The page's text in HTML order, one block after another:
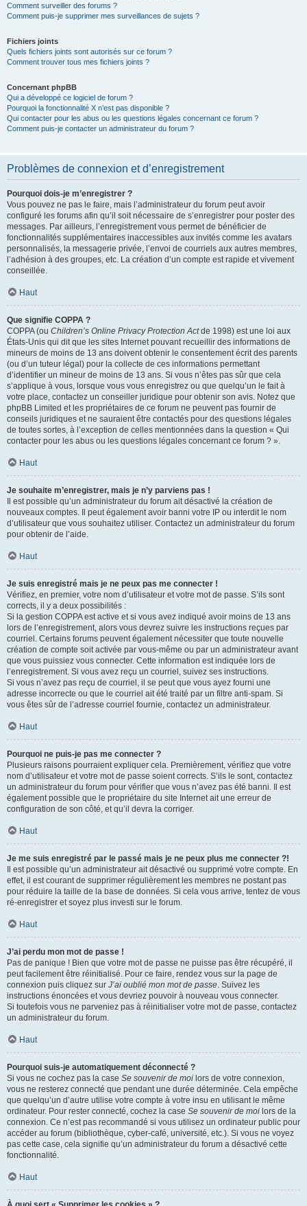
Comment surveiller des forums ?
Comment puis-je supprimer mes surveillances de sujets ?
Fichiers joints
Quels fichiers joints sont autorisés sur ce forum ?
Comment trouver tous mes fichiers joints ?
Concernant phpBB
Qui a développé ce logiciel de forum ?
Pourquoi la fonctionnalité X n’est pas disponible ?
Qui contacter pour les abus ou les questions légales concernant ce forum ?
Comment puis-je contacter un administrateur du forum ?
Problèmes de connexion et d’enregistrement
Pourquoi dois-je m’enregistrer ?
Vous pouvez ne pas le faire, mais l’administrateur du forum peut avoir
configuré les forums afin qu’il soit nécessaire de s’enregistrer pour poster des
messages. Par ailleurs, l’enregistrement vous permet de bénéficier de
fonctionnalités supplémentaires inaccessibles aux invités comme les avatars
personnalisés, la messagerie privée, l’envoi de courriels aux autres membres,
l’adhésion à des groupes, etc. La création d’un compte est rapide et vivement
conseillée.
Haut
Que signifie COPPA ?
COPPA (ou Children’s Online Privacy Protection Actde 1998) est une loi aux
États-Unis qui dit que les sites Internet pouvant recueillir des informations de
mineurs de moins de 13 ans doivent obtenir le consentement écrit des parents
(ou d’un tuteur légal) pour la collecte de ces informations permettant
d’identifier un mineur de moins de 13 ans. Si vous n’êtes pas sûr que cela
s’applique à vous, lorsque vous vous enregistrez ou que quelqu’un le fait à
votre place, contactez un conseiller juridique pour obtenir son avis. Notez que
phpBB Limited et les propriétaires de ce forum ne peuvent pas fournir de
conseils juridiques et ne sauraient être contactés pour des questions légales
de toutes sortes, à l’exception de celles mentionnées dans la question « Qui
contacter pour les abus ou les questions légales concernant ce forum ? ».
Haut
Je souhaite m’enregistrer, mais je n’y parviens pas !
Il est possible qu’un administrateur du forum ait désactivé la création de
nouveaux comptes. Il peut également avoir banni votre IP ou interdit le nom
d’utilisateur que vous souhaitez utiliser. Contactez un administrateur du forum
pour obtenir de l’aide.
Haut
Je suis enregistré mais je ne peux pas me connecter !
Vérifiez, en premier, votre nom d’utilisateur et votre mot de passe. S’ils sont
corrects, il y a deux possibilités :
Si la gestion COPPA est active et si vous avez indiqué avoir moins de 13 ans
lors de l’enregistrement, alors vous devrez suivre les instructions reçues par
courriel. Certains forums peuvent également nécessiter que toute nouvelle
création de compte soit activée par vous-même ou par un administrateur avant
que vous puissiez vous connecter. Cette information est indiquée lors de
l’enregistrement. Si vous avez reçu un courriel, suivez ses instructions.
Si vous n’avez pas reçu de courriel, il se peut que vous ayez fourni une
adresse incorrecte ou que le courriel ait été traité par un filtre anti-spam. Si
vous êtes sûr de l’adresse courriel fournie, contactez un administrateur.
Haut
Pourquoi ne puis-je pas me connecter ?
Plusieurs raisons pourraient expliquer cela. Premièrement, vérifiez que votre
nom d’utilisateur et votre mot de passe soient corrects. S’ils le sont, contactez
un administrateur du forum pour vérifier que vous n’avez pas été banni. Il est
également possible que le propriétaire du site Internet ait une erreur de
configuration de son côté, et qu’il devra la corriger.
Haut
Je me suis enregistré par le passé mais je ne peux plus me connecter ?!
Il est possible qu’un administrateur ait désactivé ou supprimé votre compte. En
effet, il est courant de supprimer régulièrement les membres ne postant pas
pour réduire la taille de la base de données. Si cela vous arrive, tentez de vous
ré-enregistrer et soyez plus investi sur le forum.
Haut
J’ai perdu mon mot de passe !
Pas de panique ! Bien que votre mot de passe ne puisse pas être récupéré, il
peut facilement être réinitialisé. Pour ce faire, rendez vous sur la page de
connexion puis cliquez sur J’ai oublié mon mot de passe. Suivez les
instructions énoncées et vous devriez pouvoir à nouveau vous connecter.
Si toutefois vous ne parveniez pas à réinitialiser votre mot de passe, contactez
un administrateur du forum.
Haut
Pourquoi suis-je automatiquement déconnecté ?
Si vous ne cochez pas la case Se souvenir de moi lors de votre connexion,
vous ne resterez connecté que pendant une durée déterminée. Cela empêche
que quelqu’un d’autre utilise votre compte à votre insu en utilisant le même
ordinateur. Pour rester connecté, cochez la case Se souvenir de moi lors de la
connexion. Ce n’est pas recommandé si vous utilisez un ordinateur public pour
accéder au forum (bibliothèque, cyber-café, université, etc.). Si vous ne voyez
pas cette case, cela signifie qu’un administrateur du forum a désactivé cette
fonctionnalité.
Haut